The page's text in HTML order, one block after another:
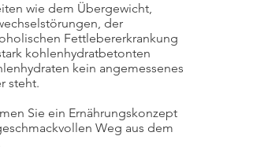
wie dem Übergewicht,
der
Fettlebererkrankung
kohlenhydratbetonten
kein angemessenes
steht.
Sie ein Ernährungskonzept
Weg aus dem